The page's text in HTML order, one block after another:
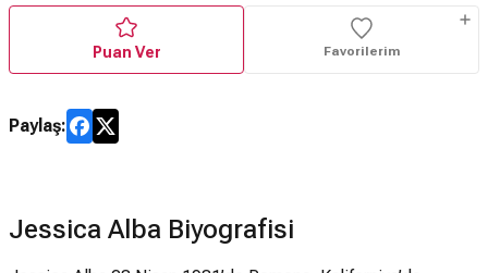
Puan Ver Favorilerim
Paylaş:
Jessica Alba Biyografisi